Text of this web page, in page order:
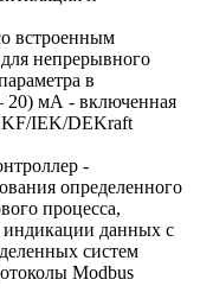
встроенным
непрерывного
в
20) мА - включенная
IEK/DEKraft
-
определенного
процесса,
данных с
систем
Modbus